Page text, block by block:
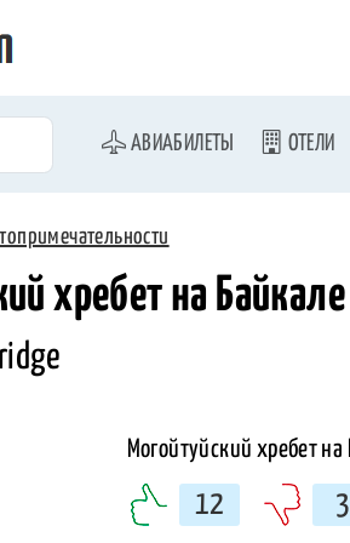
АВИАБИЛЕТЫ ОТЕЛИ
хребет на Байкале
12 3